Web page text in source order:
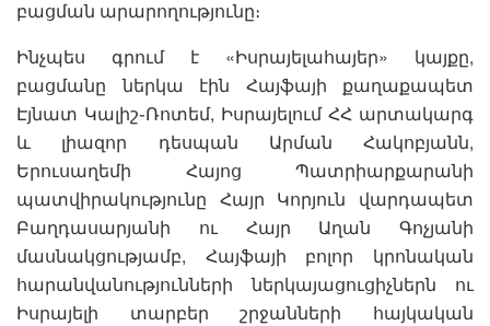
բացման արարողությունը։
Ինչպես գրում է «Իսրայելահայեր» կայքը,
բացմանը ներկա էին Հայֆայի քաղաքապետ
Էյնատ Կալիշ֊Ռոտեմ, Իսրայելում ՀՀ արտակարգ
և լիազոր դեսպան Արման Հակոբյանն,
Երուսաղեմի Հայոց Պատրիարքարանի
պատվիրակությունը Հայր Կորյուն վարդապետ
Բաղդասարյանի ու Հայր Աղան Գոչյանի
մասնակցությամբ, Հայֆայի բոլոր կրոնական
հարանվանությունների ներկայացուցիչներն ու
Իսրայելի տարբեր շրջանների հայկական